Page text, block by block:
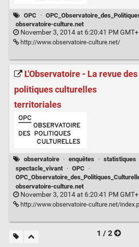
OPC ·
observatoire-culture.net
November 3, 2014 at 6:20:41 PM
http://www.observatoire-culture.net/
L'Observatoire - La revue des
politiques culturelles
territoriales
observatoire · enquêtes · statistiques
spectacle_vivant
· OPC
·
observatoire-culture.net
November 3, 2014 at 6:20:41 PM
http://www.observatoire-culture.net/
1 / 2